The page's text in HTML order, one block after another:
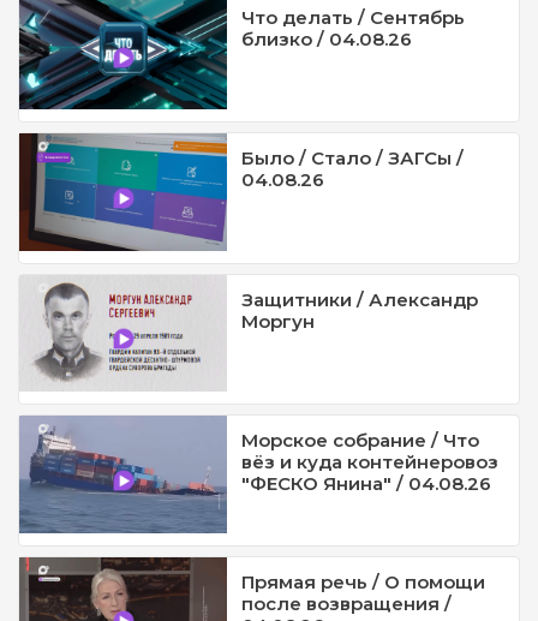
Что делать / Сентябрь
близко / 04.08.26
Было / Стало / ЗАГСы /
04.08.26
Защитники / Александр
Моргун
Морское собрание / Что
вёз и куда контейнеровоз
"ФЕСКО Янина" / 04.08.26
Прямая речь / О помощи
после возвращения /